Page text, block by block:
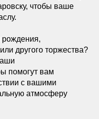
чтобы ваше
рождения,
другого торжества?
помогут вам
с вашими
атмосферу